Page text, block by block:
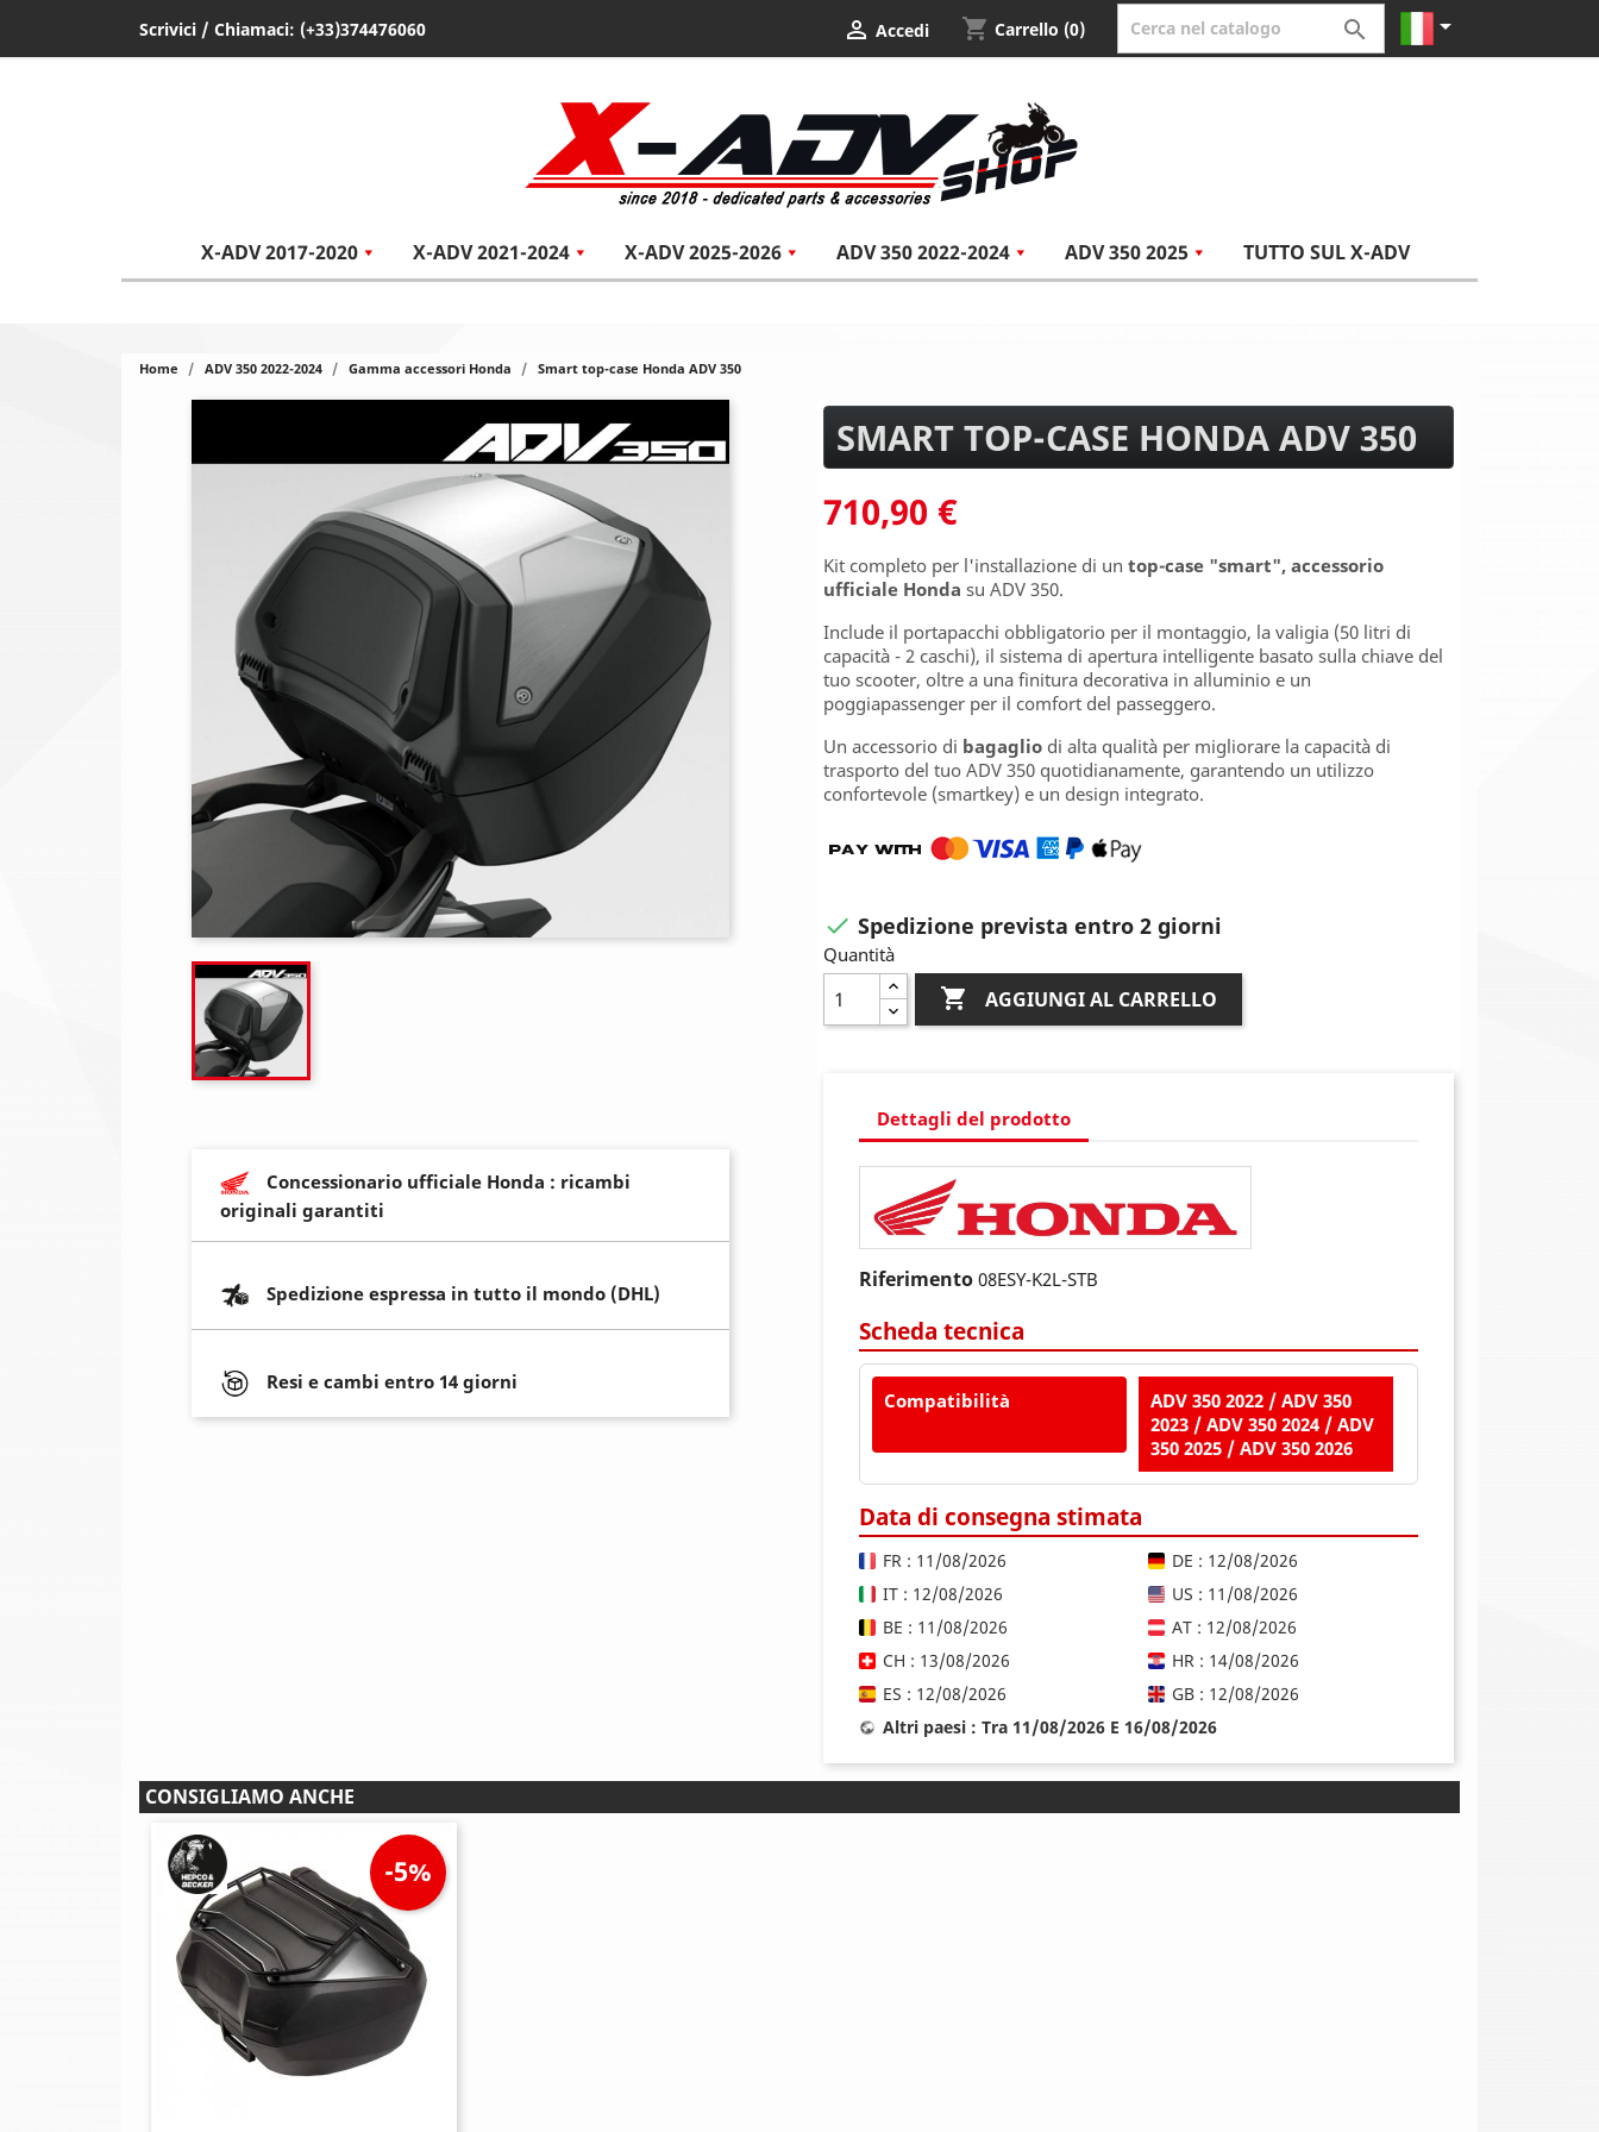
Scrivici / Chiamaci: (+33)374476060  Accedi shopping_cart Carrello (0)  
X-ADV 2017-2020 X-ADV 2021-2024 X-ADV 2025-2026 ADV 350 2022-2024 ADV 350 2025 TUTTO SUL X-ADV
Home ADV 350 2022-2024 Gamma accessori Honda Smart top-case Honda ADV 350
Concessionario ufficiale Honda : ricambi
originali garantiti
Spedizione espressa in tutto il mondo (DHL)
Resi e cambi entro 14 giorni
SMART TOP-CASE HONDA ADV 350
710,90 €
Kit completo per l'installazione di un top-case "smart", accessorio
ufficiale Honda su ADV 350.
Include il portapacchi obbligatorio per il montaggio, la valigia (50 litri di
capacità - 2 caschi), il sistema di apertura intelligente basato sulla chiave del
tuo scooter, oltre a una finitura decorativa in alluminio e un
poggiapassenger per il comfort del passeggero.
Un accessorio di bagaglio di alta qualità per migliorare la capacità di
trasporto del tuo ADV 350 quotidianamente, garantendo un utilizzo
confortevole (smartkey) e un design integrato.
 Spedizione prevista entro 2 giorni
Quantità
 AGGIUNGI AL CARRELLO
Dettagli del prodotto
Riferimento 08ESY-K2L-STB
Scheda tecnica
Compatibilità
ADV 350 2022 / ADV 350
2023 / ADV 350 2024 / ADV
350 2025 / ADV 350 2026
Data di consegna stimata
FR : 11/08/2026
DE : 12/08/2026
IT : 12/08/2026
US : 11/08/2026
BE : 11/08/2026
AT : 12/08/2026
CH : 13/08/2026
HR : 14/08/2026
ES : 12/08/2026
GB : 12/08/2026
Altri paesi : Tra 11/08/2026 E 16/08/2026
CONSIGLIAMO ANCHE
-5%